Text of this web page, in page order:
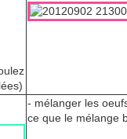
- mélanger les
ce que le mélange